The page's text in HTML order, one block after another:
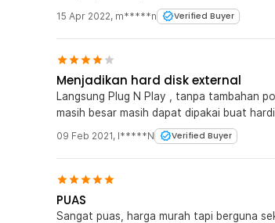
15 Apr 2022, m*****n Verified Buyer
Menjadikan hard disk external
Langsung Plug N Play , tanpa tambahan
masih besar masih dapat dipakai buat
09 Feb 2021, I*****N Verified Buyer
PUAS
Sangat puas, harga murah tapi berguna